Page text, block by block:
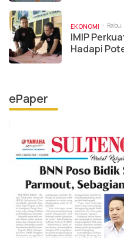
EKONOMI
IMIP
Hadapi
ePaper